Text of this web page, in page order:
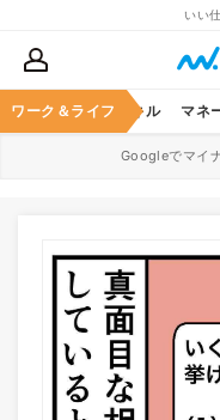
いい
ワーク＆ライフ
ア ビジネススキル マネ
Googleでマイ